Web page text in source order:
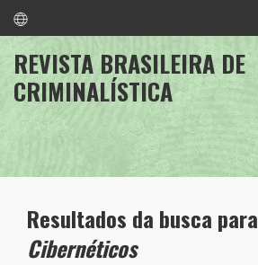
REVISTA BRASILEIRA DE
CRIMINALÍSTICA
Resultados da busca para
Cibernéticos